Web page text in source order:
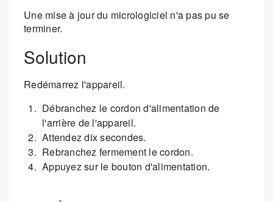
Une mise à jour du micrologiciel n'a pas pu se
terminer.
Solution
Redémarrez l'appareil.
Débranchez le cordon d'alimentation de
l'arrière de l'appareil.
Attendez dix secondes.
Rebranchez fermement le cordon.
Appuyez sur le bouton d'alimentation.